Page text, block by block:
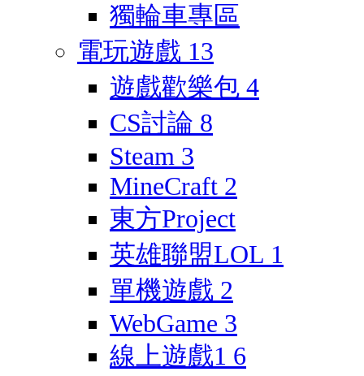
獨輪車專區
電玩遊戲 13
遊戲歡樂包 4
CS討論 8
Steam 3
MineCraft 2
東方Project
英雄聯盟LOL 1
單機遊戲 2
WebGame 3
線上遊戲1 6